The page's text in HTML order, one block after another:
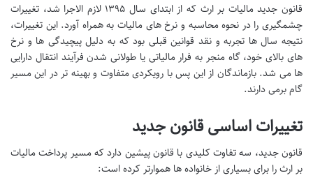
قانون جدید مالیات بر ارث که از ابتدای سال ۱۳۹۵ لازم الاجرا شد، تغییرات
چشمگیری را در نحوه محاسبه و نرخ های مالیات به همراه آورد. این تغییرات،
نتیجه سال ها تجربه و نقد قوانین قبلی بود که به دلیل پیچیدگی ها و نرخ
های بالای خود، گاه منجر به فرار مالیاتی یا طولانی شدن فرآیند انتقال دارایی
ها می شد. بازماندگان از این پس با رویکردی متفاوت و بهینه تر در این مسیر
گام برمی دارند.
تغییرات اساسی قانون جدید
قانون جدید، سه تفاوت کلیدی با قانون پیشین دارد که مسیر پرداخت مالیات
بر ارث را برای بسیاری از خانواده ها هموارتر کرده است: